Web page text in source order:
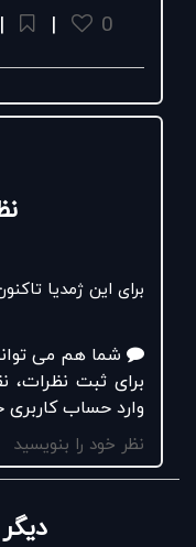
#لباس_هنری
0
|
|
برای این ژمدیا
شما هم می
برای ثبت نظرات،
وارد حساب کاربری
نظر خود را بنویسید